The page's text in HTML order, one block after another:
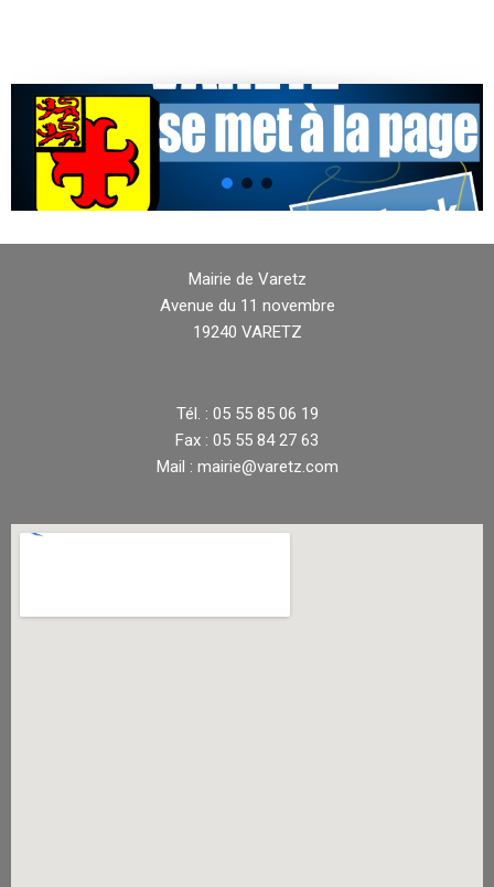
Mairie de Varetz
Avenue du 11 novembre
19240 VARETZ
Tél. : 05 55 85 06 19
Fax : 05 55 84 27 63
Mail : mairie@varetz.com